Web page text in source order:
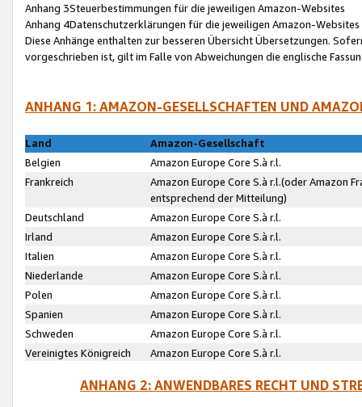
Anhang 3Steuerbestimmungen für die jeweiligen Amazon-Websites
Anhang 4Datenschutzerklärungen für die jeweiligen Amazon-Websites
Diese Anhänge enthalten zur besseren Übersicht Übersetzungen.
vorgeschrieben ist, gilt im Falle von Abweichungen die englische
ANHANG 1: AMAZON-GESELLSCHAFTEN UND
Land
Amazon-Gesellschaft
Belgien
Amazon Europe Core S.à r.l.
Frankreich
Amazon Europe Core S.à r.l.(oder Amazon
entsprechend der Mitteilung)
Deutschland
Amazon Europe Core S.à r.l.
Irland
Amazon Europe Core S.à r.l.
Italien
Amazon Europe Core S.à r.l.
Niederlande
Amazon Europe Core S.à r.l.
Polen
Amazon Europe Core S.à r.l.
Spanien
Amazon Europe Core S.à r.l.
Schweden
Amazon Europe Core S.à r.l.
Vereinigtes Königreich
Amazon Europe Core S.à r.l.
ANHANG 2: ANWENDBARES RECHT UND